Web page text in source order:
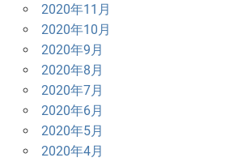
2020年11月
2020年10月
2020年9月
2020年8月
2020年7月
2020年6月
2020年5月
2020年4月